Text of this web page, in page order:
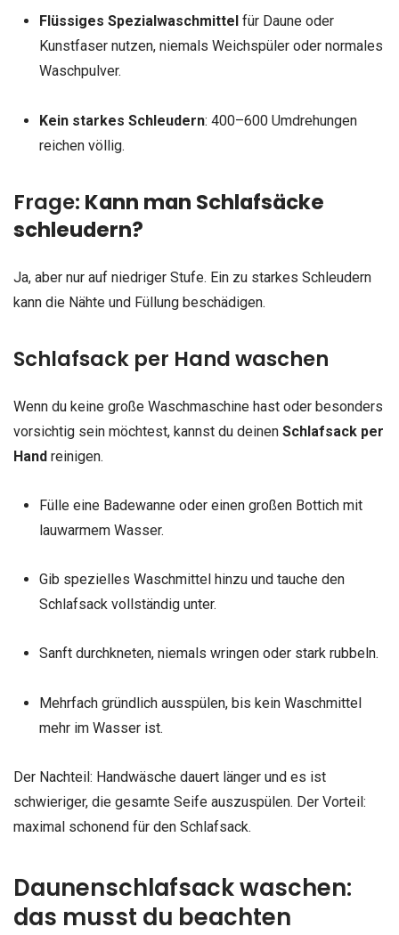
Flüssiges Spezialwaschmittel für Daune oder
Kunstfaser nutzen, niemals Weichspüler oder normales
Waschpulver.
Kein starkes Schleudern: 400–600 Umdrehungen
reichen völlig.
Frage: Kann man Schlafsäcke
schleudern?
Ja, aber nur auf niedriger Stufe. Ein zu starkes Schleudern
kann die Nähte und Füllung beschädigen.
Schlafsack per Hand waschen
Wenn du keine große Waschmaschine hast oder besonders
vorsichtig sein möchtest, kannst du deinen Schlafsack per
Hand reinigen.
Fülle eine Badewanne oder einen großen Bottich mit
lauwarmem Wasser.
Gib spezielles Waschmittel hinzu und tauche den
Schlafsack vollständig unter.
Sanft durchkneten, niemals wringen oder stark rubbeln.
Mehrfach gründlich ausspülen, bis kein Waschmittel
mehr im Wasser ist.
Der Nachteil: Handwäsche dauert länger und es ist
schwieriger, die gesamte Seife auszuspülen. Der Vorteil:
maximal schonend für den Schlafsack.
Daunenschlafsack waschen:
das musst du beachten